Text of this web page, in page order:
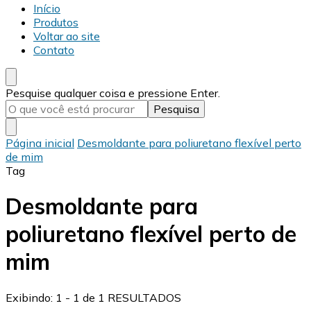
Desmold
Blog Desmold
Início
Produtos
Voltar ao site
Contato
Procurando
algo?
Pesquise qualquer coisa e pressione Enter.
Página inicial Desmoldante para poliuretano flexível perto
de mim
Tag
Desmoldante para
poliuretano flexível perto de
mim
Exibindo: 1 - 1 de 1 RESULTADOS